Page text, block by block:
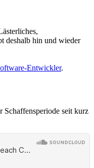
deshalb hin und wieder
Entwickler.
Schaffensperiode seit kurz